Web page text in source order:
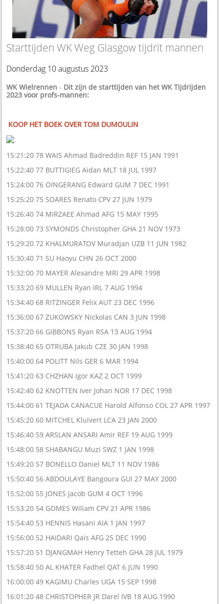
Starttijden WK Weg Glasgow tijdrit mannen
Donderdag 10 augustus 2023
WK Wielrennen - Dit zijn de starttijden van het WK Tijdrijden
2023 voor profs-mannen:
KOOP HET BOEK OVER TOM DUMOULIN
15:21:20 78 WAIS Ahmad Badreddin REF 15 JAN 1991
15:22:40 77 BUTTIGIEG Aidan MLT 18 JUL 1997
15:24:00 76 OINGERANG Edward GUM 7 DEC 1991
15:25:20 75 SOARES Renato CPV 27 JUN 1979
15:26:40 74 MIRZAEE Ahmad AFG 15 MAY 1995
15:28:00 73 SYMONDS Christopher GHA 21 NOV 1973
15:29:20 72 KHALMURATOV Muradjan UZB 11 JUN 1982
15:30:40 71 SU Haoyu CHN 26 OCT 2000
15:32:00 70 MAYER Alexandre MRI 29 APR 1998
15:33:20 69 MULLEN Ryan IRL 7 AUG 1994
15:34:40 68 RITZINGER Felix AUT 23 DEC 1996
15:36:00 67 ZUKOWSKY Nickolas CAN 3 JUN 1998
15:37:20 66 GIBBONS Ryan RSA 13 AUG 1994
15:38:40 65 OTRUBA Jakub CZE 30 JAN 1998
15:40:00 64 POLITT Nils GER 6 MAR 1994
15:41:20 63 CHZHAN Igor KAZ 2 OCT 1999
15:42:40 62 KNOTTEN Iver Johan NOR 17 DEC 1998
15:44:00 61 TEJADA CANACUE Harold Alfonso COL 27 APR 1997
15:45:20 60 MITCHEL Kluivert LCA 23 JAN 2000
15:46:40 59 ARSLAN ANSARI Amir REF 19 AUG 1999
15:48:00 58 SHABANGU Muzi SWZ 1 JAN 1998
15:49:20 57 BONELLO Daniel MLT 11 NOV 1986
15:50:40 56 ABDOULAYE Bangoura GUI 27 MAY 2000
15:52:00 55 JONES Jacob GUM 4 OCT 1996
15:53:20 54 GOMES Wiliam CPV 21 APR 1986
15:54:40 53 HENNIS Hasani AIA 1 JAN 1997
15:56:00 52 HAIDARI Qais AFG 25 DEC 1990
15:57:20 51 DJANGMAH Henry Tetteh GHA 28 JUL 1979
15:58:40 50 AL KHATER Fadhel QAT 6 JUN 1990
16:00:00 49 KAGIMU Charles UGA 15 SEP 1998
16:01:20 48 CHRISTOPHER JR Darel IVB 18 AUG 1990